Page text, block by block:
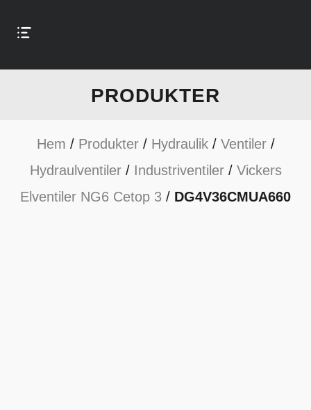
PRODUKTER
Hem / Produkter/ Hydraulik/ Ventiler/
Hydraulventiler/ Industriventiler/ Vickers
Elventiler NG6 Cetop 3 / DG4V36CMUA660